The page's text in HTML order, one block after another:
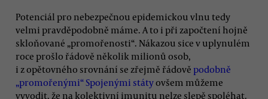
Potenciál pro nebezpečnou epidemickou vlnu tedy
velmi pravděpodobně máme. A to i při započtení hojně
skloňované „promořenosti“. Nákazou sice v uplynulém
roce prošlo řádově několik milionů osob,
i z opětovného srovnání se zřejmě řádově podobně
„promořenými“ Spojenými státyovšem můžeme
vyvodit, že na kolektivní imunitu nelze slepě spoléhat.